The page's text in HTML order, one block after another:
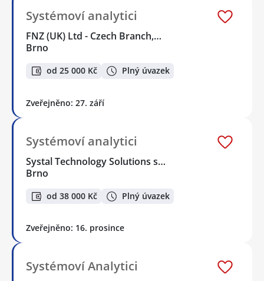
Systémoví analytici
FNZ (UK) Ltd - Czech Branch,…
Brno
od 25 000 Kč Plný úvazek
Zveřejněno: 27. září
Systémoví analytici
Systal Technology Solutions s…
Brno
od 38 000 Kč Plný úvazek
Zveřejněno: 16. prosince
Systémoví Analytici